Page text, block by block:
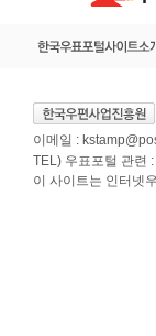
이메일 :
TEL) 우표포털 관련
이 사이트는 인터넷